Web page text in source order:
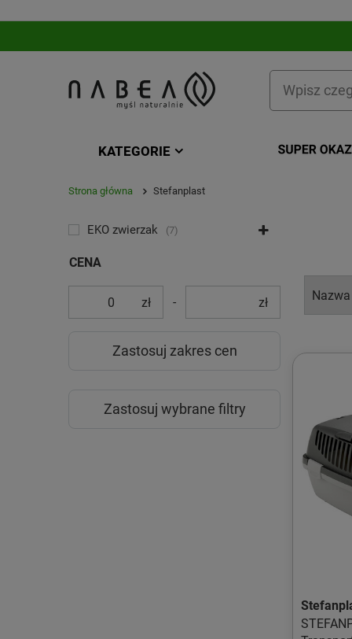
KATEGORIE
Strona główna Stefanplast
KATEGORIA
EKO zwierzak 7
CENA
zł - zł
Zastosuj zakres cen
Zastosuj wybrane filtry